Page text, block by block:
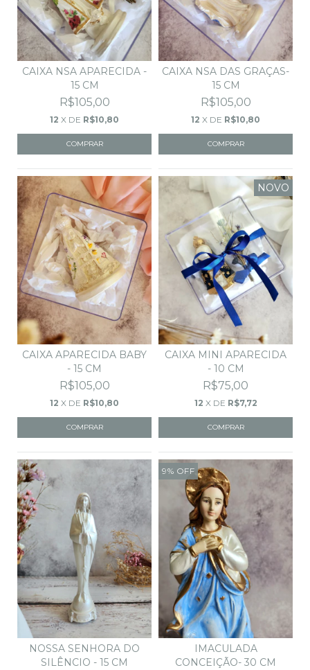
CAIXA NSA APARECIDA -
15 CM
R$105,00
12 X DE R$10,80
CAIXA NSA DAS GRAÇAS-
15 CM
R$105,00
12 X DE R$10,80
CAIXA APARECIDA BABY
- 15 CM
R$105,00
12 X DE R$10,80
NOVO
CAIXA MINI APARECIDA
- 10 CM
R$75,00
12 X DE R$7,72
NOSSA SENHORA DO
SILÊNCIO - 15 CM
9% OFF
IMACULADA
CONCEIÇÃO- 30 CM